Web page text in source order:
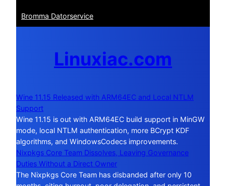
Bromma Datorservice
Linuxiac.com
Wine 11.15 Released with ARM64EC and Local NTLM
Support
Wine 11.15 is out with ARM64EC build support in MinGW
mode, local NTLM authentication, more BCrypt KDF
algorithms, and WindowsCodecs improvements.
Nixpkgs Core Team Dissolves, Leaving Governance
Duties Without a Direct Owner
The Nixpkgs Core Team has disbanded after only 10